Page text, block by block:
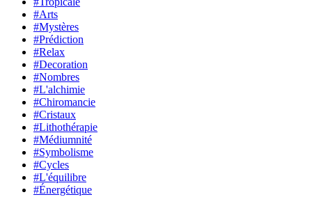
#Arts
#Mystères
#Prédiction
#Relax
#Decoration
#Nombres
#L'alchimie
#Chiromancie
#Cristaux
#Lithothérapie
#Médiumnité
#Symbolisme
#Cycles
#L'équilibre
#Énergétique